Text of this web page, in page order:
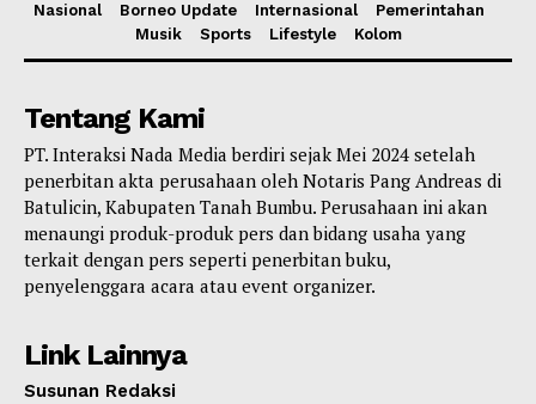
Nasional Borneo Update Internasional
Pemerintahan
Musik
Sports Lifestyle Kolom
Tentang Kami
PT. Interaksi Nada Media berdiri sejak Mei 2024 setelah
penerbitan akta perusahaan oleh Notaris Pang Andreas di
Batulicin, Kabupaten Tanah Bumbu. Perusahaan ini akan
menaungi produk-produk pers dan bidang usaha yang
terkait dengan pers seperti penerbitan buku,
penyelenggara acara atau event organizer.
Link Lainnya
Susunan Redaksi